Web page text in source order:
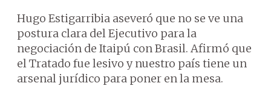
Hugo Estigarribia aseveró que no se ve una
postura clara del Ejecutivo para la
negociación de Itaipú con Brasil. Afirmó que
el Tratado fue lesivo y nuestro país tiene un
arsenal jurídico para poner en la mesa.